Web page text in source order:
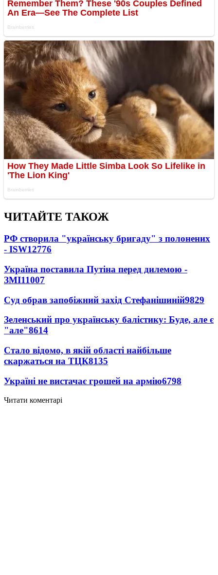
ЧИТАЙТЕ ТАКОЖ
РФ створила "українську бригаду" з полонених
- ISW12776
Україна поставила Путіна перед дилемою -
ЗМІ11007
Суд обрав запобіжний захід Стефанішиній9829
Зеленський про українську балістику: Буде, але є
"але"8614
Стало відомо, в якій області найбільше
скаржаться на ТЦК8135
Україні не вистачає грошей на армію6798
Читати коментарі